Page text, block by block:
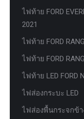
ไฟท้าย FORD
2021
ไฟท้าย FORD
ไฟท้าย FORD
ไฟท้าย LED FORD
ไฟส่องกระบะ LED
ไฟส่องพื้นกระจกข้าง